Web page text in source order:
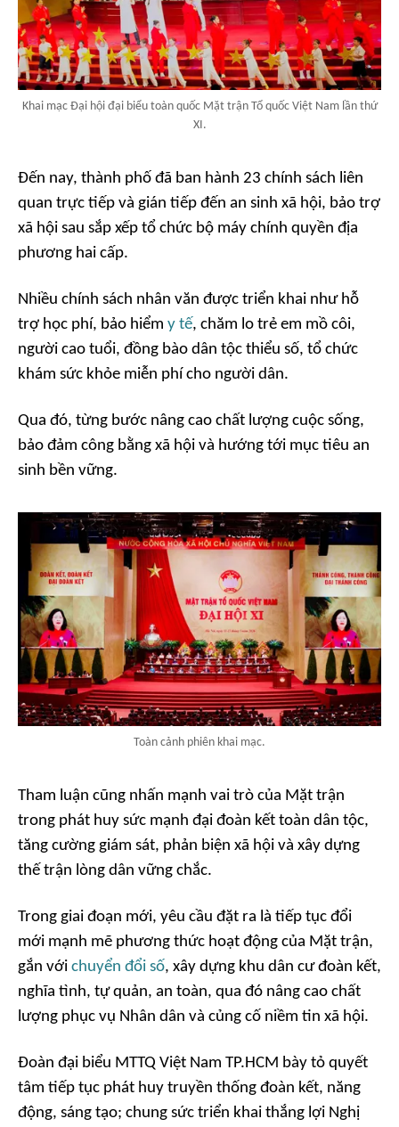
Khai mạc Đại hội đại biểu toàn quốc Mặt trận Tổ quốc Việt Nam lần thứ
XI.
Đến nay, thành phố đã ban hành 23 chính sách liên
quan trực tiếp và gián tiếp đến an sinh xã hội, bảo trợ
xã hội sau sắp xếp tổ chức bộ máy chính quyền địa
phương hai cấp.
Nhiều chính sách nhân văn được triển khai như hỗ
trợ học phí, bảo hiểm y tế, chăm lo trẻ em mồ côi,
người cao tuổi, đồng bào dân tộc thiểu số, tổ chức
khám sức khỏe miễn phí cho người dân.
Qua đó, từng bước nâng cao chất lượng cuộc sống,
bảo đảm công bằng xã hội và hướng tới mục tiêu an
sinh bền vững.
Toàn cảnh phiên khai mạc.
Tham luận cũng nhấn mạnh vai trò của Mặt trận
trong phát huy sức mạnh đại đoàn kết toàn dân tộc,
tăng cường giám sát, phản biện xã hội và xây dựng
thế trận lòng dân vững chắc.
Trong giai đoạn mới, yêu cầu đặt ra là tiếp tục đổi
mới mạnh mẽ phương thức hoạt động của Mặt trận,
gắn với chuyển đổi số, xây dựng khu dân cư đoàn kết,
nghĩa tình, tự quản, an toàn, qua đó nâng cao chất
lượng phục vụ Nhân dân và củng cố niềm tin xã hội.
Đoàn đại biểu MTTQ Việt Nam TP.HCM bày tỏ quyết
tâm tiếp tục phát huy truyền thống đoàn kết, năng
động, sáng tạo; chung sức triển khai thắng lợi Nghị